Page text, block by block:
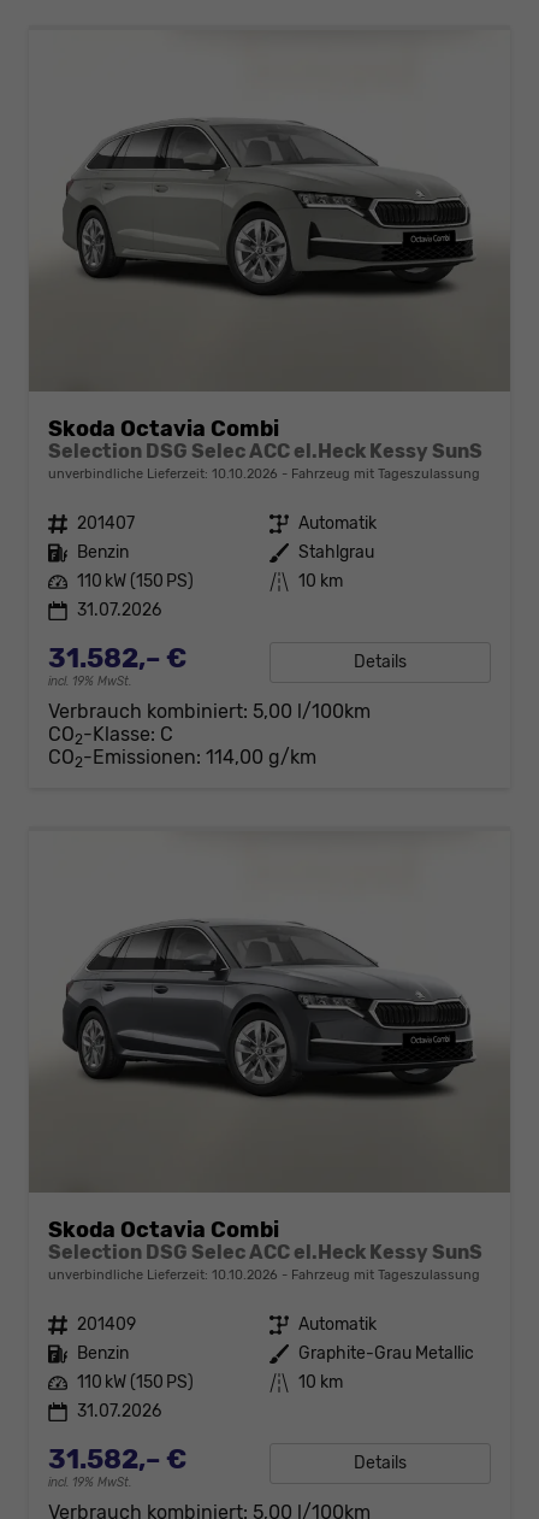
Skoda Octavia Combi
Selection DSG Selec ACC el.Heck Kessy SunS
unverbindliche Lieferzeit: 10.10.2026 Fahrzeug mit Tageszulassung
Fahrzeugnr. 201407 Getriebe Automatik
Kraftstoff Benzin Außenfarbe Stahlgrau
Leistung 110 kW (150 PS) Kilometerstand 10 km
31.07.2026
31.582,– €
incl. 19% MwSt.
Details
Verbrauch kombiniert: 5,00 l/100km
CO2-Klasse: C
CO2-Emissionen: 114,00 g/km
Skoda Octavia Combi
Selection DSG Selec ACC el.Heck Kessy SunS
unverbindliche Lieferzeit: 10.10.2026 Fahrzeug mit Tageszulassung
Fahrzeugnr. 201409 Getriebe Automatik
Kraftstoff Benzin Außenfarbe Graphite-Grau Metallic
Leistung 110 kW (150 PS) Kilometerstand 10 km
31.07.2026
31.582,– €
incl. 19% MwSt.
Details
Verbrauch kombiniert: 5,00 l/100km